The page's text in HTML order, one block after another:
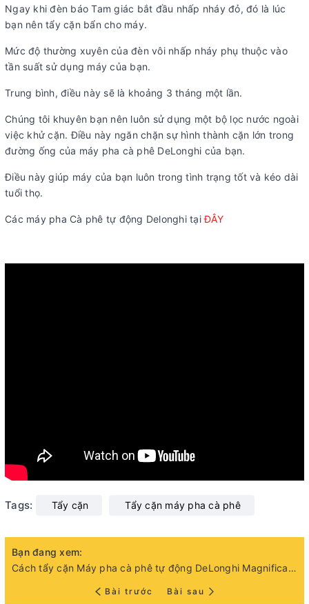
Ngay khi đèn báo Tam giác bắt đầu nhấp nháy đỏ, đó là lúc
bạn nên tẩy cặn bẩn cho máy.
Mức độ thường xuyên của đèn vôi nhấp nháy phụ thuộc vào
tần suất sử dụng máy của bạn.
Trung bình, điều này sẽ là khoảng 3 tháng một lần.
Chúng tôi khuyên bạn nên luôn sử dụng một bộ lọc nước ngoài
việc khử cặn. Điều này ngăn chặn sự hình thành cặn lớn trong
đường ống của máy pha cà phê DeLonghi của bạn.
Điều này giúp máy của bạn luôn trong tình trạng tốt và kéo dài
tuổi thọ.
Các máy pha Cà phê tự động Delonghi tạiĐÂY
Tags: Tẩy cặn Tẩy cặn máy pha cà phê
Bạn đang xem:
Cách tẩy cặn Máy pha cà phê tự động DeLonghi Magnifica ECAM 22.110.B
Bài trước Bài sau